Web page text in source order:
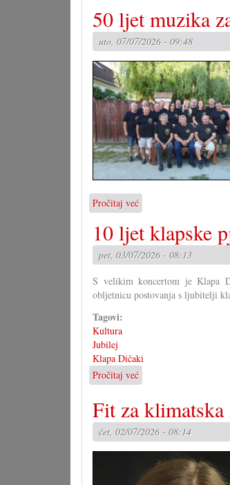
50 ljet muzika
uto, 07/07/2026 - 09:48
Pročitaj već
50
ljet
muzika
za
10 ljet klapske
pet, 03/07/2026 - 08:13
S velikim koncertom je Klapa
obljetnicu postovanja s ljubitelji
Tagovi:
Kultura
Jubilej
Klapa Dičaki
Pročitaj već
10
ljet
klapske
pjesme
u
južnom
Gradišću
Fit za
čet, 02/07/2026 - 08:14